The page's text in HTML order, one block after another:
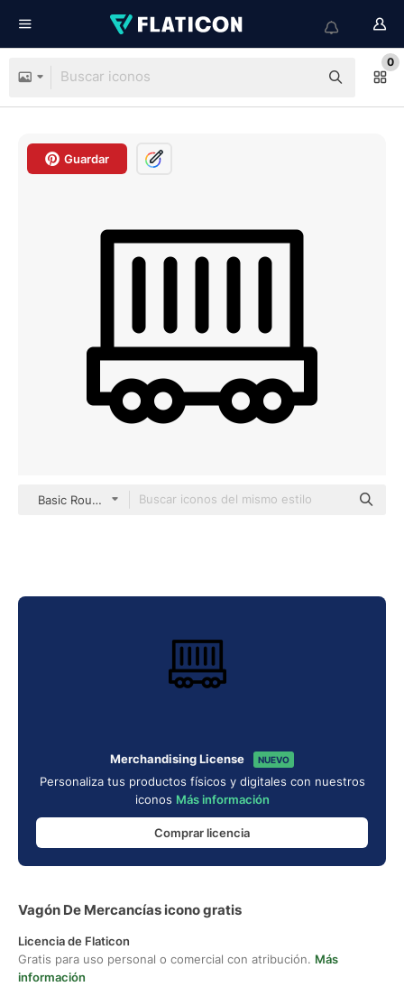
0
Guardar
Basic Rounded Lineal
Merchandising License NUEVO
Personaliza tus productos físicos y digitales con nuestros
iconos Más información
Comprar licencia
Vagón De Mercancías icono gratis
Licencia de Flaticon
Gratis para uso personal o comercial con atribución. Más
información